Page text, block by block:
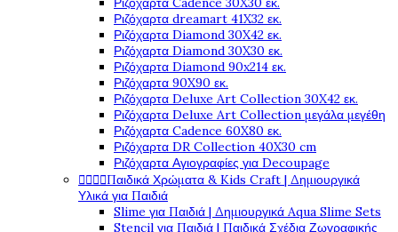
Ριζόχαρτα dreamart 41X32 εκ.
Ριζόχαρτα Diamond 30X42 εκ.
Ριζόχαρτα Diamond 30X30 εκ.
Ριζόχαρτα Diamond 90x214 εκ.
Ριζόχαρτα 90X90 εκ.
Ριζόχαρτα Deluxe Art Collection 30X42 εκ.
Ριζόχαρτα Deluxe Art Collection μεγάλα μεγέθη
Ριζόχαρτα Cadence 60X80 εκ.
Ριζόχαρτα DR Collection 40X30 cm
Ριζόχαρτα Αγιογραφίες για Decoupage
Παιδικά Χρώματα & Kids Craft | Δημιουργικά
Υλικά για Παιδιά
Slime για Παιδιά | Δημιουργικά Aqua Slime Sets
Stencil για Παιδιά | Παιδικά Σχέδια Ζωγραφικής